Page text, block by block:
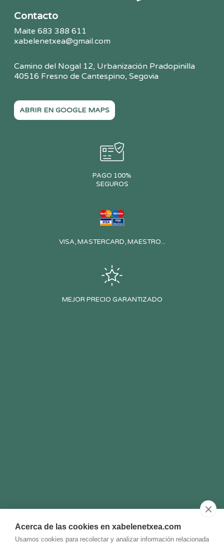
Acerca de las cookies en xabelenetxea.com
Usamos cookies para recolectar y analizar información relacionada
Contacto
Maite 683 388 611
xabelenetxea@gmail.com
Camino del Nogal 12, Urbanización Pradopinilla
40516 Fresno de Cantespino, Segovia
ABRIR EN GOOGLE MAPS
PAGO 100%
SEGUROS
VISA, MASTERCARD, MAESTRO...
MEJOR PRECIO GARANTIZADO